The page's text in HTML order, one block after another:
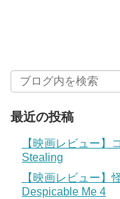
最近の投稿
【映画レビュー】
Stealing
【映画レビュー】
Despicable Me 4